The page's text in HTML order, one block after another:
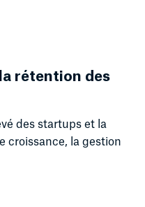
rétention des
des startups et la
croissance, la gestion